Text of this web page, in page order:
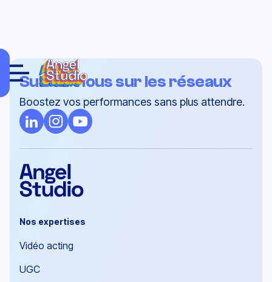
Suivez-nous sur les réseaux
Boostez vos performances sans plus attendre.
Nos expertises
Vidéo acting
UGC